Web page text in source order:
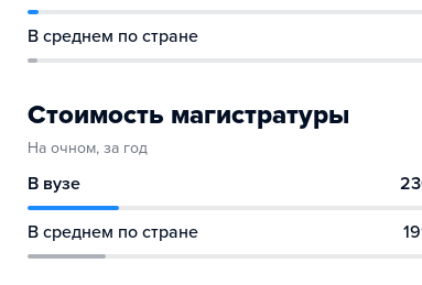
В среднем по стране
Стоимость магистратуры
На очном, за год
В вузе
В среднем по стране